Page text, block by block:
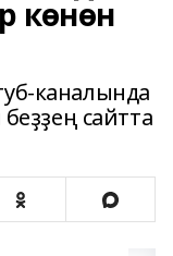
көнөн
каналында
сайтта